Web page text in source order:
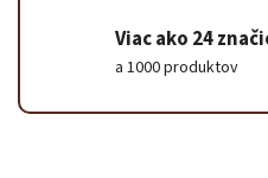
Viac ako 24
a 1000 produktov